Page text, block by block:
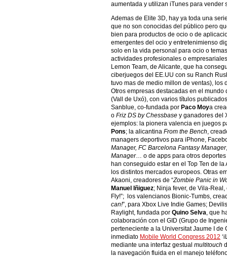
aumentada y utilizan iTunes para
Ademas de Elite 3D, hay ya toda una
que no son conocidas del público pero
bien para productos de ocio o de
emergentes del ocio y entretenimienso
solo en la vida personal para ocio o
actividades profesionales o
Lemon Team, de Alicante, que ha
ciberjuegos del EE.UU con su Ranch
tuvo mas de medio millon de ventas), los
Otros empresas destacadas en el
(Vall de Uxó), con varios títulos
Sanblue, co-fundada por Paco Moya
o Friz DS by Chessbase y ganadores del
ejemplos: la pionera valencia en juegos
Pons; la alicantina From the Bench,
managers deportivos para iPhone,
Manager, FC Barcelona Fantasy Manager
Manager… o de apps para otros deportes
han conseguido estar en el Top Ten de
los distintos mercados europeos. Otras
Akaoni, creadores de “Zombie Panic in
Manuel Iñiguez; Ninja fever, de Vila-
Fly!”; los valencianos Bionic-Tumbs,
can!”, para Xbox Live Indie Games;
Raylight, fundada por Quino Selva, que
colaboración con el GID (Grupo de
perteneciente a la Universitat Jaume I
inmediato Mobile World Congress 2012
mediante una interfaz gestual multitouch
la navegación fluida en el manejo